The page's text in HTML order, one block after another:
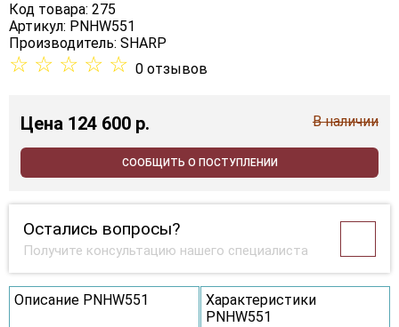
Код товара: 275
Артикул: PNHW551
Производитель: SHARP
☆ ☆ ☆ ☆ ☆ 0 отзывов
Цена 124 600 p. В наличии
СООБЩИТЬ О ПОСТУПЛЕНИИ
Остались вопросы?
Получите консультацию нашего специалиста
Описание PNHW551
Характеристики
PNHW551